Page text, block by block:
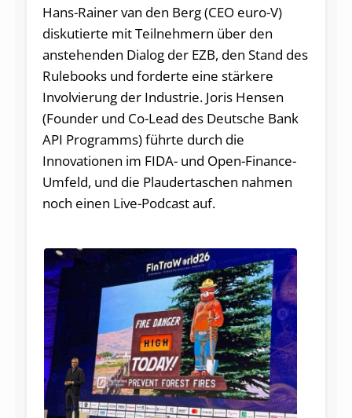
Hans-Rainer van den Berg (CEO euro-V)
diskutierte mit Teilnehmern über den
anstehenden Dialog der EZB, den Stand des
Rulebooks und forderte eine stärkere
Involvierung der Industrie. Joris Hensen
(Founder und Co-Lead des Deutsche Bank
API Programms) führte durch die
Innovationen im FIDA- und Open-Finance-
Umfeld, und die Plaudertaschen nahmen
noch einen Live-Podcast auf.